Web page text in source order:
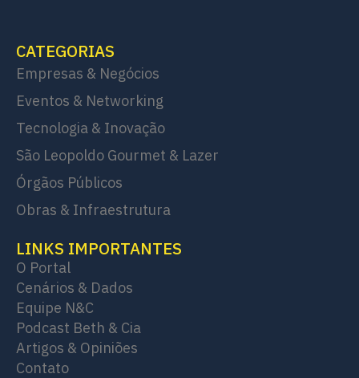
CATEGORIAS
Empresas & Negócios
Eventos & Networking
Tecnologia & Inovação
São Leopoldo Gourmet & Lazer
Órgãos Públicos
Obras & Infraestrutura
LINKS IMPORTANTES
O Portal
Cenários & Dados
Equipe N&C
Podcast Beth & Cia
Artigos & Opiniões
Contato